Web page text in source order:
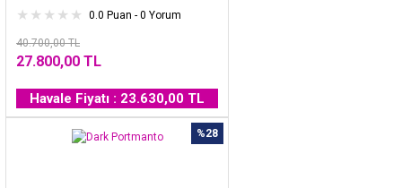
0.0 Puan - 0 Yorum
40.700,00 TL
27.800,00 TL
Havale Fiyatı : 23.630,00 TL
%28